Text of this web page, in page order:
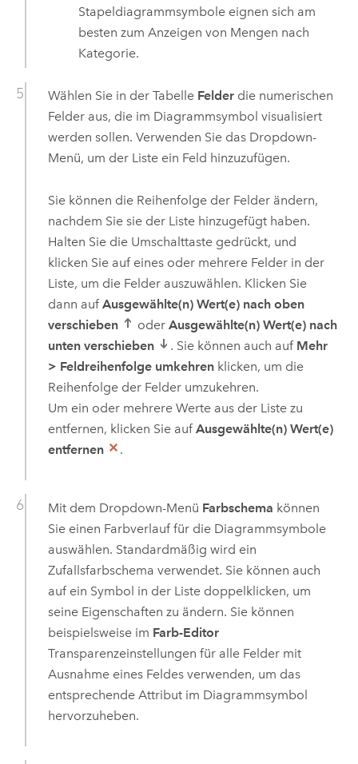
Stapeldiagrammsymbole eignen sich am
besten zum Anzeigen von Mengen nach
Kategorie.
Wählen Sie in der Tabelle Felderdie numerischen
Felder aus, die im Diagrammsymbol visualisiert
werden sollen. Verwenden Sie das Dropdown-
Menü, um der Liste ein Feld hinzuzufügen.
Sie können die Reihenfolge der Felder ändern,
nachdem Sie sie der Liste hinzugefügt haben.
Halten Sie die Umschalttaste gedrückt, und
klicken Sie auf eines oder mehrere Felder in der
Liste, um die Felder auszuwählen. Klicken Sie
dann auf Ausgewählte(n) Wert(e) nach oben
verschieben
oder Ausgewählte(n) Wert(e) nach
unten verschieben
. Sie können auch auf Mehr
> Feldreihenfolge umkehrenklicken, um die
Reihenfolge der Felder umzukehren.
Um ein oder mehrere Werte aus der Liste zu
entfernen, klicken Sie auf Ausgewählte(n) Wert(e)
entfernen
.
Mit dem Dropdown-Menü Farbschema können
Sie einen Farbverlauf für die Diagrammsymbole
auswählen. Standardmäßig wird ein
Zufallsfarbschema verwendet. Sie können auch
auf ein Symbol in der Liste doppelklicken, um
seine Eigenschaften zu ändern. Sie können
beispielsweise im Farb-Editor
Transparenzeinstellungen für alle Felder mit
Ausnahme eines Feldes verwenden, um das
entsprechende Attribut im Diagrammsymbol
hervorzuheben.